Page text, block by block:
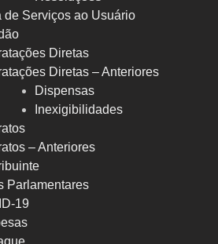
de Serviços ao Usuário
Diretas
Diretas – Anteriores
Dispensas
Inexigibilidades
– Anteriores
Parlamentares
19